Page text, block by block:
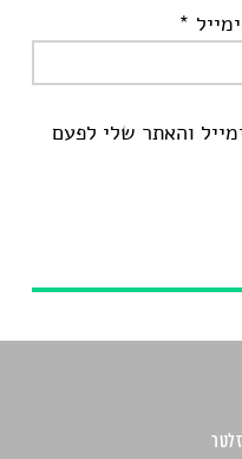
*
והאתר שלי לפעם